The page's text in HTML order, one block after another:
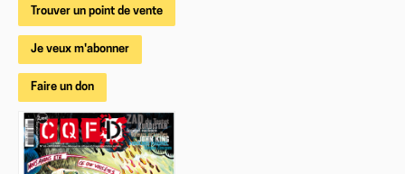
Trouver un point de vente
Je veux m'abonner
Faire un don